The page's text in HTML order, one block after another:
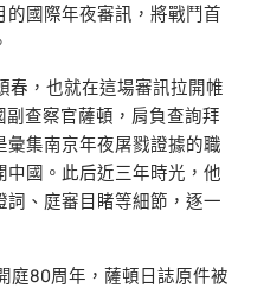
國際年夜審訊，將戰鬥首
春，也就在這場審訊拉開帷
查察官薩頓，肩負查詢拜
集南京年夜屠戮證據的職
中國。此后近三年時光，他
、庭審目睹等細節，逐一
庭80周年，薩頓日誌原件被